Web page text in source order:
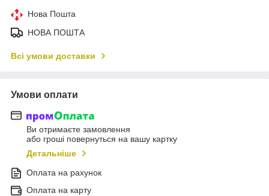
Нова Пошта
НОВА ПОШТА
Всі умови доставки
Умови оплати
Ви отримаєте замовлення
або гроші повернуться на вашу картку
Детальніше
Оплата на рахунок
Оплата на карту